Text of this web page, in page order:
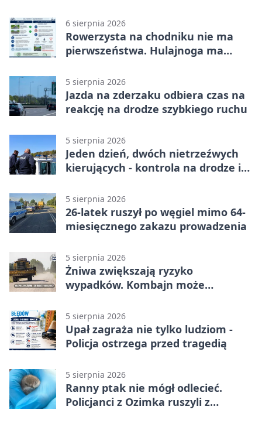
6 sierpnia 2026
Rowerzysta na chodniku nie ma
pierwszeństwa. Hulajnoga ma
5 sierpnia 2026
Jazda na zderzaku odbiera czas na
reakcję na drodze szybkiego ruchu
5 sierpnia 2026
Jeden dzień, dwóch nietrzeźwych
kierujących - kontrola na drodze i
5 sierpnia 2026
26-latek ruszył po węgiel mimo 64-
miesięcznego zakazu prowadzenia
5 sierpnia 2026
Żniwa zwiększają ryzyko
wypadków. Kombajn może
5 sierpnia 2026
Upał zagraża nie tylko ludziom -
Policja ostrzega przed tragedią
5 sierpnia 2026
Ranny ptak nie mógł odlecieć.
Policjanci z Ozimka ruszyli z